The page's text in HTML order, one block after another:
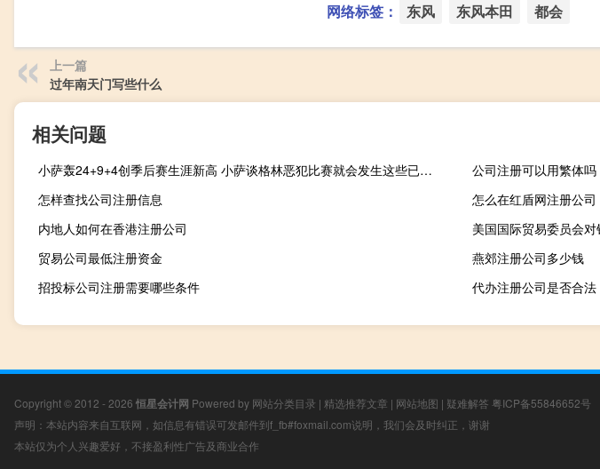
网络标签： 东风 东风本田 都会
上一篇
过年南天门写些什么
相关问题
小萨轰24+9+4创季后赛生涯新高 小萨谈格林恶犯比赛就会发生这些已经过去了
公司注册可以用繁体吗
怎样查找公司注册信息
怎么在红盾网注册公司
内地人如何在香港注册公司
美国国际贸易委员会
贸易公司最低注册资金
燕郊注册公司多少钱
招投标公司注册需要哪些条件
代办注册公司是否合法
Copyright © 2012 - 2026 恒星会计网 Powered by 网站分类目录 | 精选推荐文章 | 网站地图 | 疑难解答 粤ICP备55846652号
声明：本站内容来自互联网，如信息有错误可发邮件到f_fb#foxmail.com说明，我们会及时纠正，谢谢
本站仅为个人兴趣爱好，不接盈利性广告及商业合作